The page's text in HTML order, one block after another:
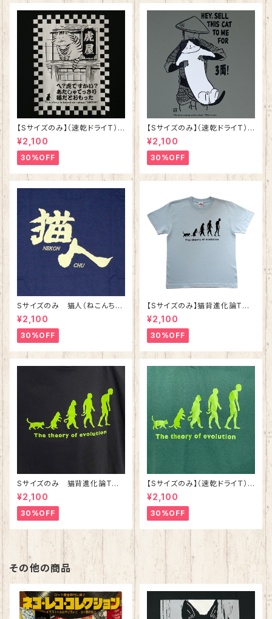
【Sサイズのみ】（速乾ドライT）
ねずみ ブラック 落語 シリーズ
第三弾
¥2,100
30%OFF
【Sサイズのみ】（速乾ドライT）
猫の皿 グレー 落語 シリ
ーズ第二弾
¥2,100
30%OFF
Sサイズのみ 猫人（ねこんち
ゅ）Tシャツ インディゴ 綿10
0%
¥2,100
30%OFF
【Sサイズのみ】猫背進化論Tシ
ャツ ライトブルー 綿100%
¥2,100
30%OFF
Sサイズのみ 猫背進化論Tシ
ャツ ブラック 綿100%
¥2,100
30%OFF
【Sサイズのみ】（速乾ドライＴ）
猫背進化論Tシャツ アイビーグ
リーン
¥2,100
30%OFF
その他の商品